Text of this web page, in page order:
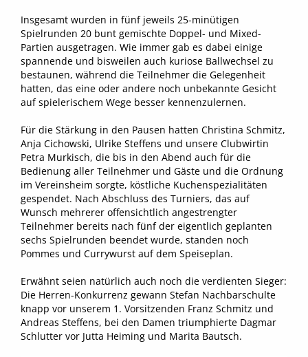
Insgesamt wurden in fünf jeweils 25-minütigen
Spielrunden 20 bunt gemischte Doppel- und Mixed-
Partien ausgetragen. Wie immer gab es dabei einige
spannende und bisweilen auch kuriose Ballwechsel zu
bestaunen, während die Teilnehmer die Gelegenheit
hatten, das eine oder andere noch unbekannte Gesicht
auf spielerischem Wege besser kennenzulernen.
Für die Stärkung in den Pausen hatten Christina Schmitz,
Anja Cichowski, Ulrike Steffens und unsere Clubwirtin
Petra Murkisch, die bis in den Abend auch für die
Bedienung aller Teilnehmer und Gäste und die Ordnung
im Vereinsheim sorgte, köstliche Kuchenspezialitäten
gespendet. Nach Abschluss des Turniers, das auf
Wunsch mehrerer offensichtlich angestrengter
Teilnehmer bereits nach fünf der eigentlich geplanten
sechs Spielrunden beendet wurde, standen noch
Pommes und Currywurst auf dem Speiseplan.
Erwähnt seien natürlich auch noch die verdienten Sieger:
Die Herren-Konkurrenz gewann Stefan Nachbarschulte
knapp vor unserem 1. Vorsitzenden Franz Schmitz und
Andreas Steffens, bei den Damen triumphierte Dagmar
Schlutter vor Jutta Heiming und Marita Bautsch.